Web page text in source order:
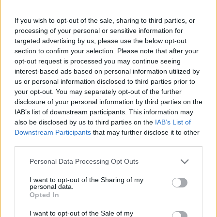
If you wish to opt-out of the sale, sharing to third parties, or
processing of your personal or sensitive information for
targeted advertising by us, please use the below opt-out
section to confirm your selection. Please note that after your
opt-out request is processed you may continue seeing
interest-based ads based on personal information utilized by
us or personal information disclosed to third parties prior to
your opt-out. You may separately opt-out of the further
disclosure of your personal information by third parties on the
IAB’s list of downstream participants. This information may
also be disclosed by us to third parties on the IAB’s List of
Downstream Participants that may further disclose it to other
Personal Data Processing Opt Outs
I want to opt-out of the Sharing of my
personal data.
Opted In
I want to opt-out of the Sale of my
Leverans till er dörr
Vi levererar kontorsmöbler till ert
kontor
Fakta om materialval
Material
Tillverkas av laminat av högsta kvalitet, det skapar hållbara
produkter och vackara ytor att beskåda. Sammanlänkas med
högsta precision i Italien för ett enastående resultat.
Ytan blir extremt tålig mot repor samt smuts och vatten. Du
fuktig trasa.
Skivan är något mattare och lätt mönstrad i ytskiktet. Det gör
att du får ett naturtroget intryck där du slipper störande
får du en produkt som håller i många år och som fungerar